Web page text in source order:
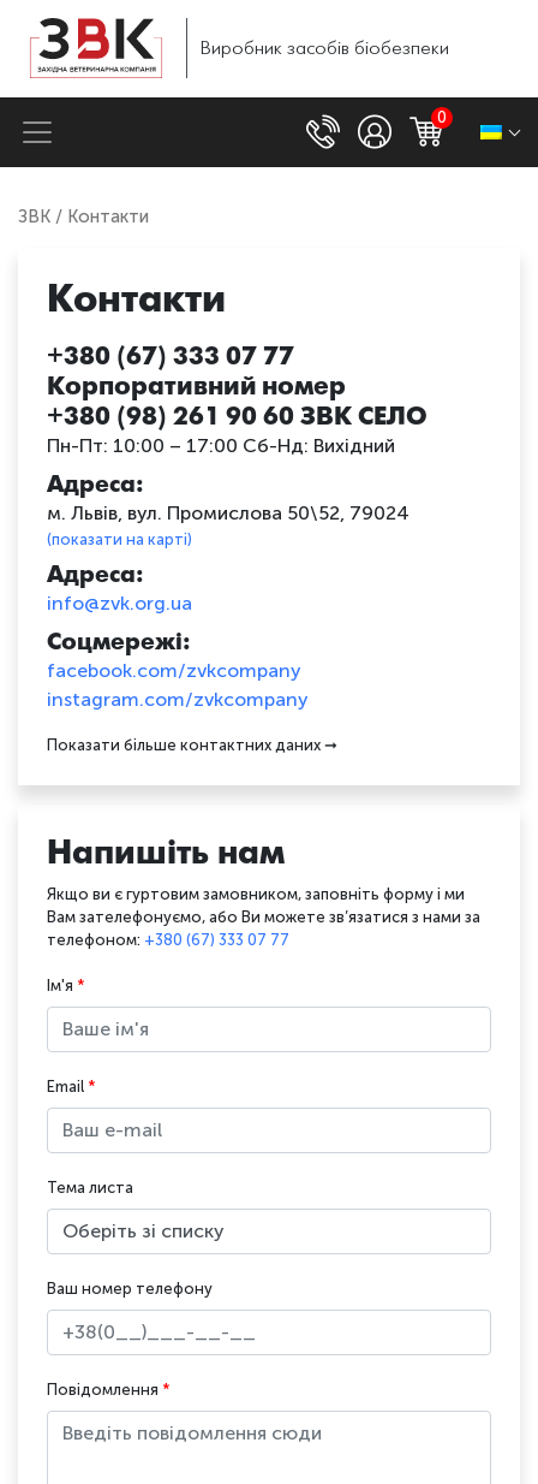
Виробник засобів біобезпеки
0
ЗВК / Контакти
Контакти
+380 (67) 333 07 77
Корпоративний номер
+380 (98) 261 90 60 ЗВК СЕЛО
Пн-Пт: 10:00 – 17:00 Сб-Нд: Вихідний
Адреса:
м. Львів, вул. Промислова 50\52, 79024
(показати на карті)
Адреса:
info@zvk.org.ua
Соцмережі:
facebook.com/zvkcompany
instagram.com/zvkcompany
Показати більше контактних даних
Напишіть нам
Якщо ви є гуртовим замовником, заповніть форму і ми
Вам зателефонуємо, або Ви можете зв’язатися з нами за
телефоном: +380 (67) 333 07 77
Ім'я *
Email *
Тема листа
Ваш номер телефону
Повідомлення *